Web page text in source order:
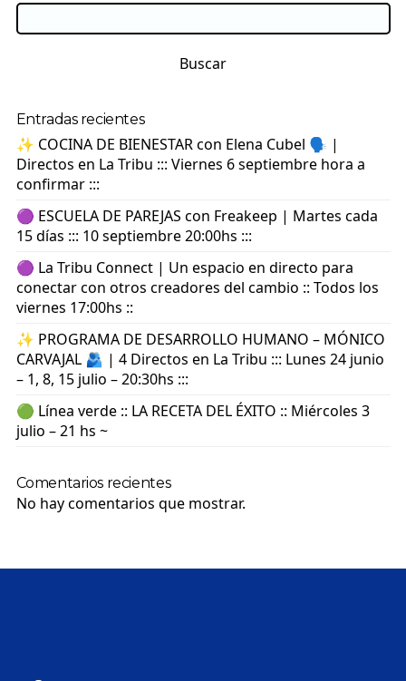
Buscar
Entradas recientes
✨ COCINA DE BIENESTAR con Elena Cubel 🗣️ |
Directos en La Tribu ::: Viernes 6 septiembre hora a
confirmar :::
🟣 ESCUELA DE PAREJAS con Freakeep | Martes cada
15 días ::: 10 septiembre 20:00hs :::
🟣 La Tribu Connect | Un espacio en directo para
conectar con otros creadores del cambio :: Todos los
viernes 17:00hs ::
✨ PROGRAMA DE DESARROLLO HUMANO – MÓNICO
CARVAJAL 🫂 | 4 Directos en La Tribu ::: Lunes 24 junio
– 1, 8, 15 julio – 20:30hs :::
🟢 Línea verde :: LA RECETA DEL ÉXITO :: Miércoles 3
julio – 21 hs ~
Comentarios recientes
No hay comentarios que mostrar.